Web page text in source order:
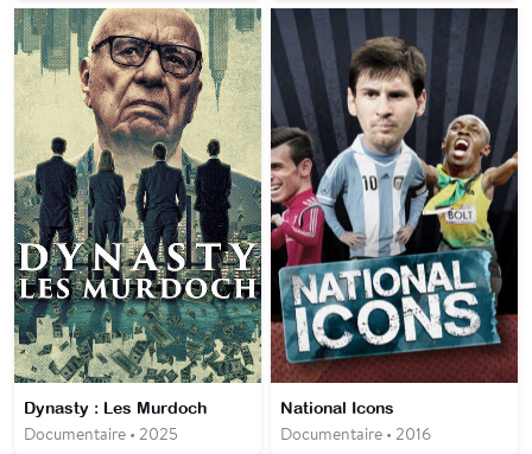
Dynasty : Les Murdoch
Documentaire • 2025
National Icons
Documentaire • 2016